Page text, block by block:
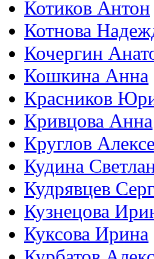
Котиков Антон
Котнова
Кочергин
Кошкина Анна
Красников
Кривцова Анна
Круглов
Кудина
Кудрявцев
Кузнецова
Куксова Ирина